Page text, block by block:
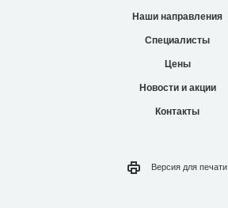
Наши направления
Специалисты
Цены
Новости и акции
Контакты
Версия для печати